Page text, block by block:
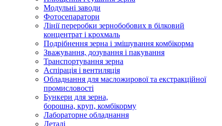
Модульні заводи
Фотосепаратори
Лінії переробки зернобобових в білковий
концентрат і крохмаль
Подрібнення зерна і змішування комбікорма
Зважування, дозування і пакування
Транспортування зерна
Аспірація і вентиляція
Обладнання для масложирової та екстракційної
промисловості
Бункери для зерна,
борошна, круп, комбікорму
Лабораторне обладнання
Деталі